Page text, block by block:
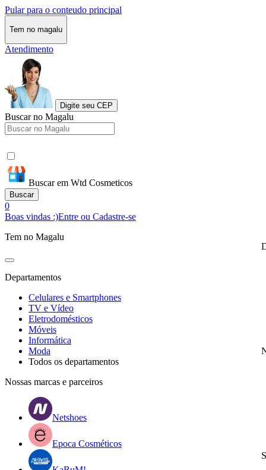
Pular para o conteudo principal
Tem no magalu
Atendimento
Digite seu CEP
Buscar no Magalu
Buscar em Wtd Cosmeticos
Buscar
0
Boas vindas :)Entre ou Cadastre-se
Tem no Magalu
Departamentos
Celulares e Smartphones
TV e Vídeo
Eletrodomésticos
Móveis
Informática
Moda
Todos os departamentos
Nossas marcas e parceiros
Netshoes
Epoca Cosméticos